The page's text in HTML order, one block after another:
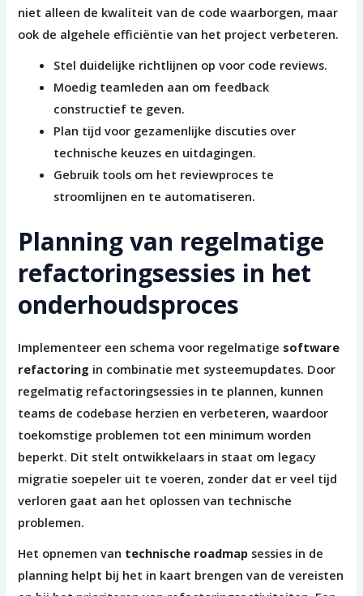
niet alleen de kwaliteit van de code waarborgen, maar
ook de algehele efficiëntie van het project verbeteren.
Stel duidelijke richtlijnen op voor code reviews.
Moedig teamleden aan om feedback
constructief te geven.
Plan tijd voor gezamenlijke discuties over
technische keuzes en uitdagingen.
Gebruik tools om het reviewproces te
stroomlijnen en te automatiseren.
Planning van regelmatige
refactoringsessies in het
onderhoudsproces
Implementeer een schema voor regelmatige software
refactoring in combinatie met systeemupdates. Door
regelmatig refactoringsessies in te plannen, kunnen
teams de codebase herzien en verbeteren, waardoor
toekomstige problemen tot een minimum worden
beperkt. Dit stelt ontwikkelaars in staat om legacy
migratie soepeler uit te voeren, zonder dat er veel tijd
verloren gaat aan het oplossen van technische
problemen.
Het opnemen van technische roadmap sessies in de
planning helpt bij het in kaart brengen van de vereisten